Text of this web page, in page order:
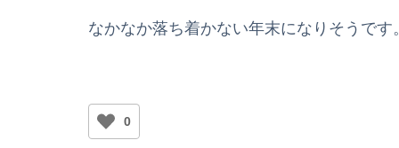
なかなか落ち着かない年末になりそうです
0